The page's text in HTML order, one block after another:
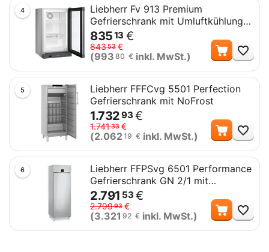
4
Liebherr Fv 913 Premium
Gefrierschrank mit Umluftkühlung
und Glastür
83513 €
84353 €
(993 80 € inkl. MwSt.)
5
Liebherr FFFCvg 5501 Perfection
Gefrierschrank mit NoFrost
1.73293 €
1.74133 €
(2.06219 € inkl. MwSt.)
6
Liebherr FFPSvg 6501 Performance
Gefrierschrank GN 2/1 mit
Umluftkühlung
2.791 53 €
2.79993 €
(3.321 92 € inkl. MwSt.)